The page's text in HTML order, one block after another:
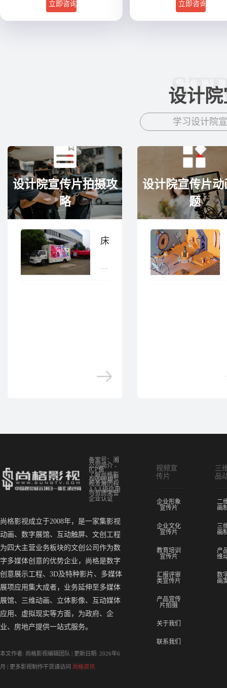
立即咨询 立即咨询
设计
学习设计院
设计院宣传片拍摄攻
略
今
的
作
已
经
成
为
势，
很
多
企
业
采
用......
设计院宣传片动
题
备案号：湘
ICP备
12000019号
公司简介 -
了解尚格影
视发展历程
与资质荣誉
企业信用 -
AAA级信用
企业认证
尚格影视成立于2008年，是一家集影视
动画、数字展馆、互动触屏、文创工程
为四大主营业务板块的文创公司作为数
字多媒体创意的优势企业，尚格是数字
创意展示工程、3D及特种影片、多媒体
展项应用集大成者，业务延伸至多媒体
展馆、三维动画、立体影像、互动媒体
应用、虚拟现实等方面，为政府、企
业、房地产提供一站式服务。
本文作者: 尚格影视编辑团队 | 更新日期: 2026年6
月 | 更多影视制作干货请访问 尚格资讯
视频宣
传片
企业形象
宣传片
企业文化
宣传片
教育培训
宣传片
汇报评审
类宣传片
产品宣传
片拍摄
关于我们
联系我们
三
品
二
画
三
画
产
维
数
画